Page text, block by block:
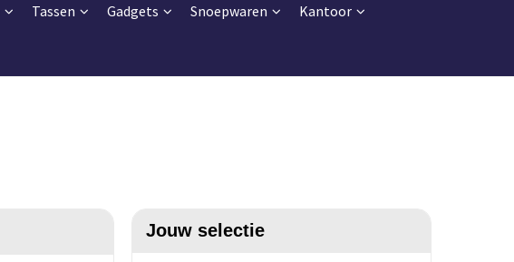
Tassen Gadgets Snoepwaren Kantoor
Jouw selectie